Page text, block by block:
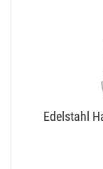
Edelstahl